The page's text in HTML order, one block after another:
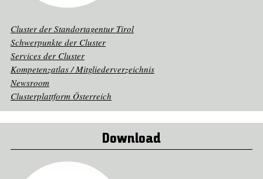
Cluster der Standortagentur Tirol
Schwerpunkte der Cluster
Services der Cluster
Kompetenzatlas / Mitgliederverzeichnis
Newsroom
Clusterplattform Österreich
Download